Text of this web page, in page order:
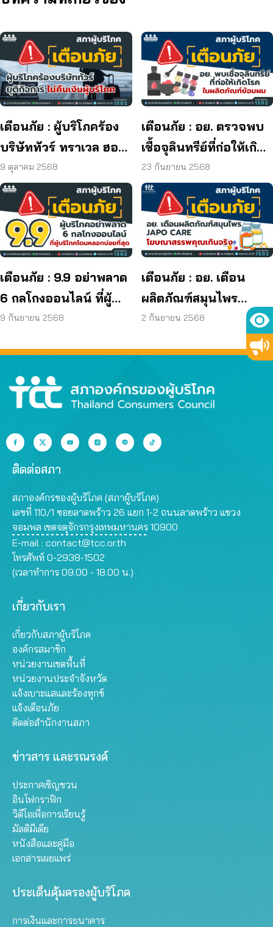
เตือนภัย : ผู้บริโภคร้อง
บริษัททัวร์ ทราเวล ฮอลิ
เดย์ ยุติกิจการ ไม่คืนเงิน
ผู้บริโภค
9 ตุลาคม 2568
เตือนภัย : อย. ตรวจพบ
เชื้อจุลินทรีย์ที่ก่อให้เกิด
โรค และพบแบคทีเรีย
ยีสต์ และรา เกิน
มาตรฐานกำหนด ใน
ผลิตภัณฑ์ย้อมผม
23 กันยายน 2568
เตือนภัย : 9.9 อย่าพลาด
6 กลโกงออนไลน์ ที่ผู้
บริโภคโดนหลอกบ่อย
9 กันยายน 2568
เตือนภัย : อย. เตือน
ผลิตภัณฑ์สมุนไพร
JAPO CARE โฆษณา
2 กันยายน 2568
ติดต่อสภา
สภาองค์กรของผู้บริโภค (สภาผู้บริโภค)
เลขที่ 110/1 ซอยลาดพร้าว 26 แยก 1-2 ถนนลาดพร้าว แขวง
จอมพล เขตจตุจักรกรุงเทพมหานคร 10900
E-mail : contact@tcc.or.th
โทรศัพท์ 0-2938-1502
(เวลาทำการ 09.00 - 18.00 น.)
เกี่ยวกับเรา
เกี่ยวกับสภาผู้บริโภค
องค์กรสมาชิก
หน่วยงานเขตพื้นที่
หน่วยงานประจำจังหวัด
แจ้งเบาะแสและร้องทุกข์
แจ้งเตือนภัย
ติดต่อสำนักงานสภา
ข่าวสาร และรณรงค์
ประกาศเชิญชวน
อินโฟกราฟิก
วิดีโอเพื่อการเรียนรู้
มัลติมีเดีย
หนังสือและคู่มือ
เอกสารเผยแพร่
ประเด็นคุ้มครองผู้บริโภค
การเงินและการธนาคาร